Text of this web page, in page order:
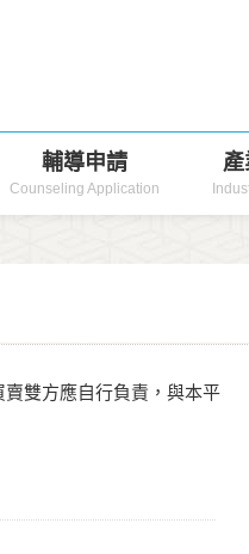
輔導申請
Counseling Application
雙方應自行負責，與本平